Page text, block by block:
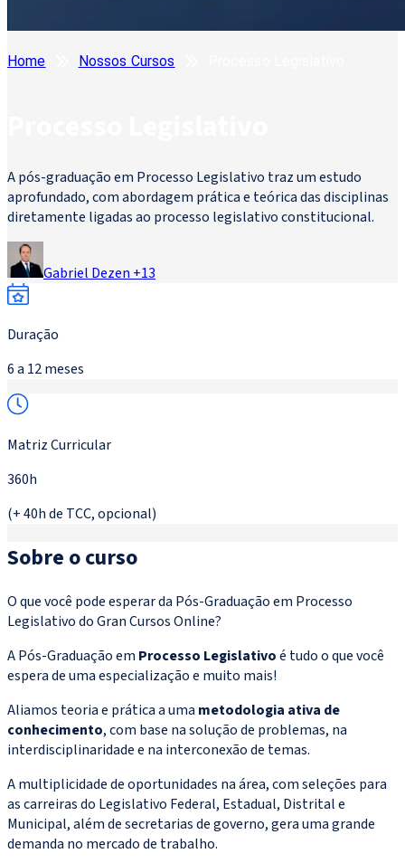
Home Nossos Cursos
A pós-graduação em Processo Legislativo traz um estudo
aprofundado, com abordagem prática e teórica das disciplinas
diretamente ligadas ao processo legislativo constitucional.
Gabriel Dezen +13
Duração
6 a 12 meses
Matriz Curricular
360h
(+ 40h de TCC, opcional)
Sobre o curso
O que você pode esperar da Pós-Graduação em Processo
Legislativo do Gran Cursos Online?
A Pós-Graduação em Processo Legislativoé tudo o que você
espera de uma especialização e muito mais!
Aliamos teoria e prática a uma metodologia ativa de
conhecimento, com base na solução de problemas, na
interdisciplinaridade e na interconexão de temas.
A multiplicidade de oportunidades na área, com seleções para
as carreiras do Legislativo Federal, Estadual, Distrital e
Municipal, além de secretarias de governo, gera uma grande
demanda no mercado de trabalho.